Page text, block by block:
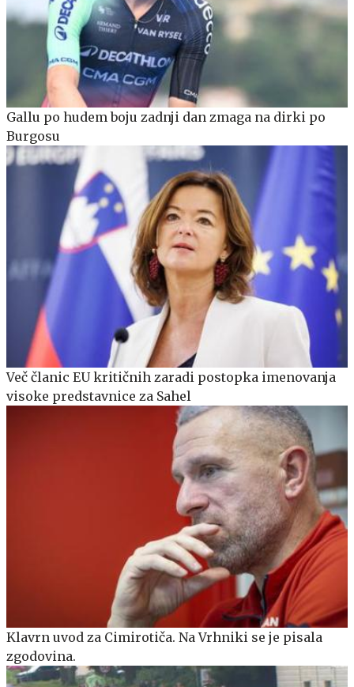
Gallu po hudem boju zadnji dan zmaga na dirki po
Burgosu
Več članic EU kritičnih zaradi postopka imenovanja
visoke predstavnice za Sahel
Klavrn uvod za Cimirotiča. Na Vrhniki se je pisala
zgodovina.